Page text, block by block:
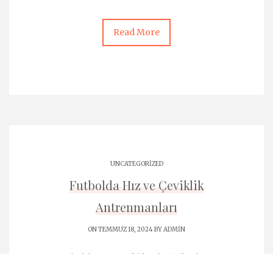
Read More
UNCATEGORIZED
Futbolda Hız ve Çeviklik
Antrenmanları
ON TEMMUZ 18, 2024 BYADMIN